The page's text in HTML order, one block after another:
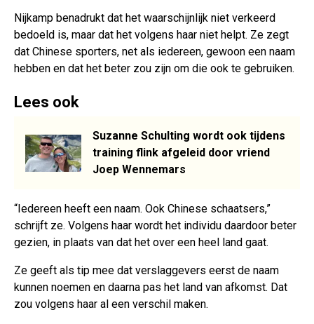
Nijkamp benadrukt dat het waarschijnlijk niet verkeerd
bedoeld is, maar dat het volgens haar niet helpt. Ze zegt
dat Chinese sporters, net als iedereen, gewoon een naam
hebben en dat het beter zou zijn om die ook te gebruiken.
Lees ook
Suzanne Schulting wordt ook tijdens
training flink afgeleid door vriend
Joep Wennemars
“Iedereen heeft een naam. Ook Chinese schaatsers,”
schrijft ze. Volgens haar wordt het individu daardoor beter
gezien, in plaats van dat het over een heel land gaat.
Ze geeft als tip mee dat verslaggevers eerst de naam
kunnen noemen en daarna pas het land van afkomst. Dat
zou volgens haar al een verschil maken.